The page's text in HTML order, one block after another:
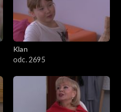
Klan
odc. 2695